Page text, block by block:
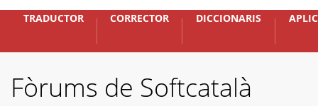
TRADUCTOR CORRECTOR DICCIONARIS
Fòrums de Softcatalà